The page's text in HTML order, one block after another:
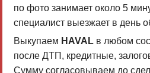
по фото занимает около 5
специалист выезжает в день
Выкупаем HAVALв любом
после ДТП, кредитные,
Сумму согласовываем до